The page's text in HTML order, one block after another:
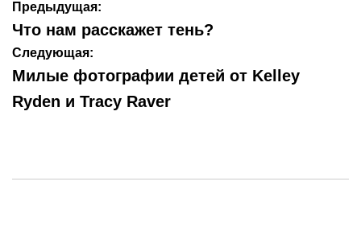
Навигация
по
записям
Предыдущая:
Что нам расскажет тень?
Следующая:
Милые фотографии детей от Kelley
Ryden и Tracy Raver